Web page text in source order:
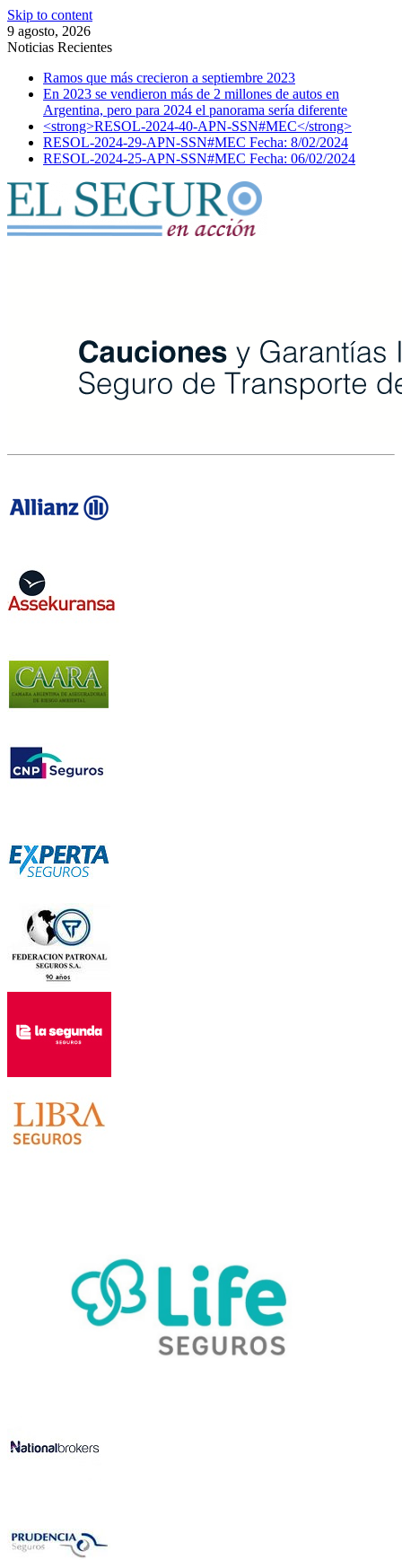
Skip to content
9 agosto, 2026
Noticias Recientes
Ramos que más crecieron a septiembre 2023
En 2023 se vendieron más de 2 millones de autos en
Argentina, pero para 2024 el panorama sería diferente
<strong>RESOL-2024-40-APN-SSN#MEC</strong>
RESOL-2024-29-APN-SSN#MEC Fecha: 8/02/2024
RESOL-2024-25-APN-SSN#MEC Fecha: 06/02/2024